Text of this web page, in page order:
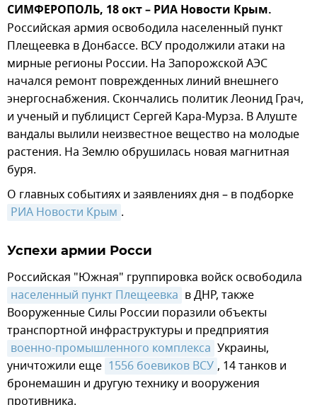
СИМФЕРОПОЛЬ, 18 окт – РИА Новости Крым.
Российская армия освободила населенный пункт
Плещеевка в Донбассе. ВСУ продолжили атаки на
мирные регионы России. На Запорожской АЭС
начался ремонт поврежденных линий внешнего
энергоснабжения. Скончались политик Леонид Грач,
и ученый и публицист Сергей Кара-Мурза. В Алуште
вандалы вылили неизвестное вещество на молодые
растения. На Землю обрушилась новая магнитная
буря.
О главных событиях и заявлениях дня – в подборке
РИА Новости Крым .
Успехи армии Росси
Российская "Южная" группировка войск освободила
населенный пункт Плещеевка в ДНР, также
Вооруженные Силы России поразили объекты
транспортной инфраструктуры и предприятия
военно-промышленного комплекса Украины,
уничтожили еще 1556 боевиков ВСУ , 14 танков и
бронемашин и другую технику и вооружения
противника.